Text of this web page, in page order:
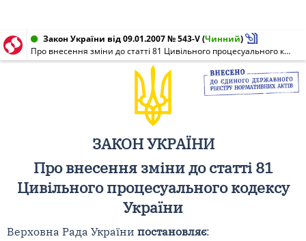
Закон України від 09.01.2007 № 543-V(Чинний)
Про внесення зміни до статті 81 Цивільного процесуального кодексу України